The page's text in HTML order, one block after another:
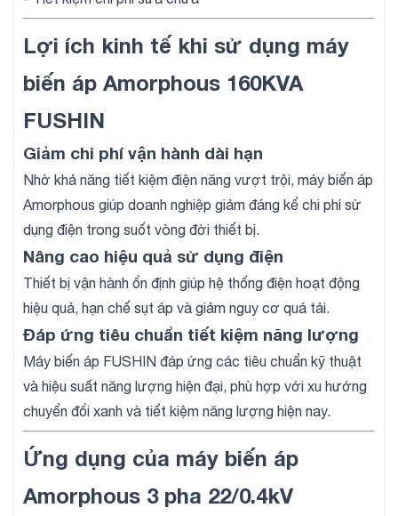
Lợi ích kinh tế khi sử dụng máy
biến áp Amorphous 160KVA
FUSHIN
Giảm chi phí vận hành dài hạn
Nhờ khả năng tiết kiệm điện năng vượt trội, máy biến áp
Amorphous giúp doanh nghiệp giảm đáng kể chi phí sử
dụng điện trong suốt vòng đời thiết bị.
Nâng cao hiệu quả sử dụng điện
Thiết bị vận hành ổn định giúp hệ thống điện hoạt động
hiệu quả, hạn chế sụt áp và giảm nguy cơ quá tải.
Đáp ứng tiêu chuẩn tiết kiệm năng lượng
Máy biến áp FUSHIN đáp ứng các tiêu chuẩn kỹ thuật
và hiệu suất năng lượng hiện đại, phù hợp với xu hướng
chuyển đổi xanh và tiết kiệm năng lượng hiện nay.
Ứng dụng của máy biến áp
Amorphous 3 pha 22/0.4kV